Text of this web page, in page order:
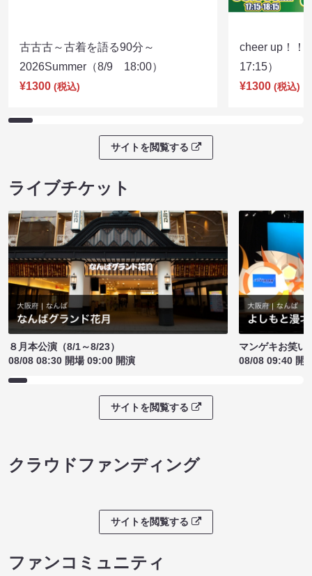
古古古～古着を語る90分～
2026Summer（8/9 18:00）
¥1300 (税込)
cheer up！
17:15）
¥1300 (税込)
サイトを閲覧する
ライブチケット
８月本公演（8/1～8/23）
08/08 08:30 開場 09:00 開演
マンゲキお笑い
08/08 09:40 開
サイトを閲覧する
クラウドファンディング
サイトを閲覧する
ファンコミュニティ